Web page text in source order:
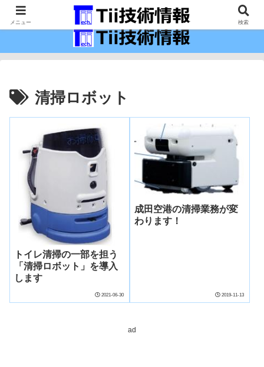
最新の科学技術の情報インフラ。
清掃ロボット
トイレ清掃の一部を担う
「清掃ロボット」を導入
します
2021-06-30
成田空港の清掃業務が変
わります！
2019-11-13
ad
メニュー 検索